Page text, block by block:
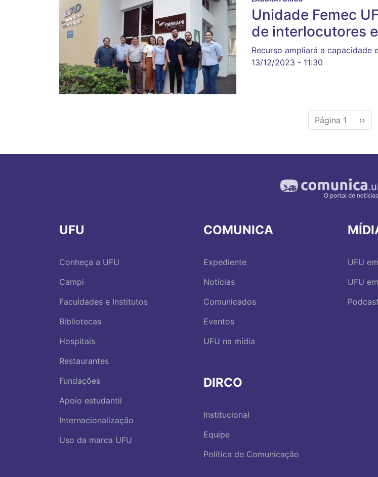
Unidade Femec
de interlocutores
Recurso ampliará a capacidade
13/12/2023 - 11:30
Página 1 ››
UFU
Conheça a UFU
Campi
Faculdades e Institutos
Bibliotecas
Hospitais
Restaurantes
Fundações
Apoio estudantil
Internacionalização
Uso da marca UFU
COMUNICA
Expediente
Notícias
Comunicados
Eventos
UFU na mídia
DIRCO
Institucional
Equipe
Política de Comunicação
UFU
UFU